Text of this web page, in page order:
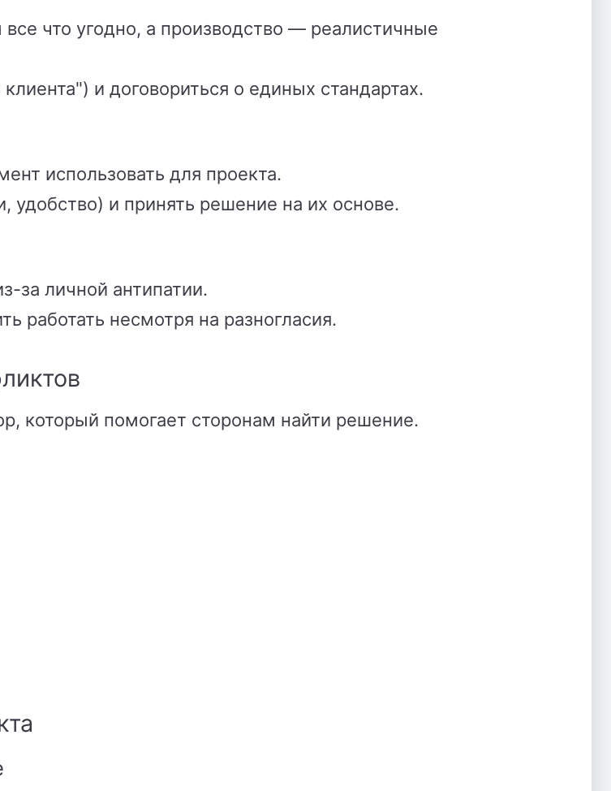
что угодно, а производство — реалистичные
и договориться о единых стандартах.
использовать для проекта.
удобство) и принять решение на их основе.
за личной антипатии.
работать несмотря на разногласия.
который помогает сторонам найти решение.